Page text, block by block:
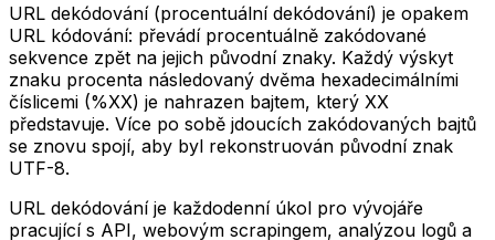
URL dekódování (procentuální dekódování) je opakem
URL kódování: převádí procentuálně zakódované
sekvence zpět na jejich původní znaky. Každý výskyt
znaku procenta následovaný dvěma hexadecimálními
číslicemi (%XX) je nahrazen bajtem, který XX
představuje. Více po sobě jdoucích zakódovaných bajtů
se znovu spojí, aby byl rekonstruován původní znak
UTF-8.
URL dekódování je každodenní úkol pro vývojáře
pracující s API, webovým scrapingem, analýzou logů a